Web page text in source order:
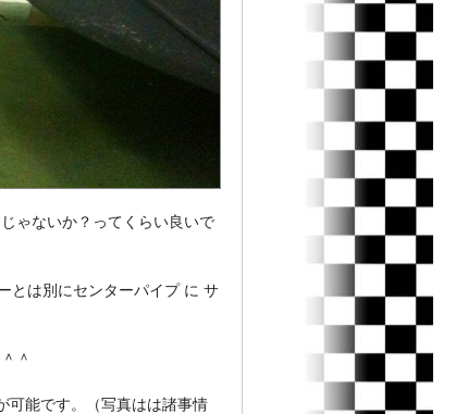
ゃないか？ってくらい良いで
とは別にセンターパイプ に サ
＾
可能です。（写真はは諸事情